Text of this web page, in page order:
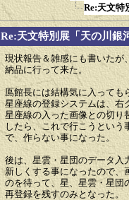
Re:天文特
Re:天文特別展「天の川銀
現状報告＆雑感にも書いたが
納品に行って来た。
鳫館長には結構気に入っても
星座線の登録システムは、右
星座線の入った画像との切り
したら、これで行こうという
で、作らない事になった。
後は、星雲・星団のデータ入
新しくする事になったので、
のを待って、星、星雲・星団
再登録を残すのみとなった。